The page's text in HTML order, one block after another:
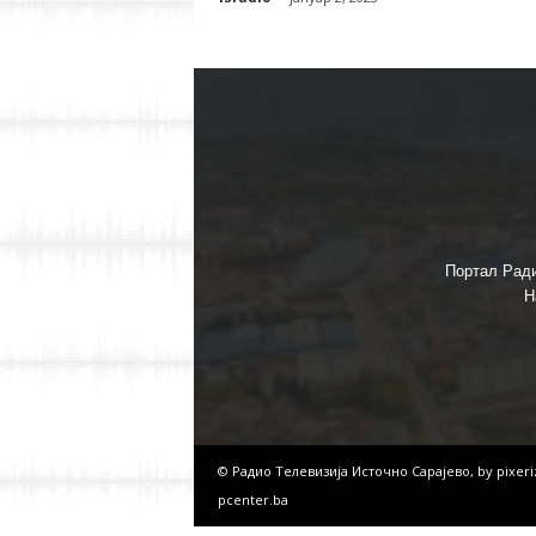
Портал
© Радио Телевизија Источно Сарајево, by
pcenter.ba